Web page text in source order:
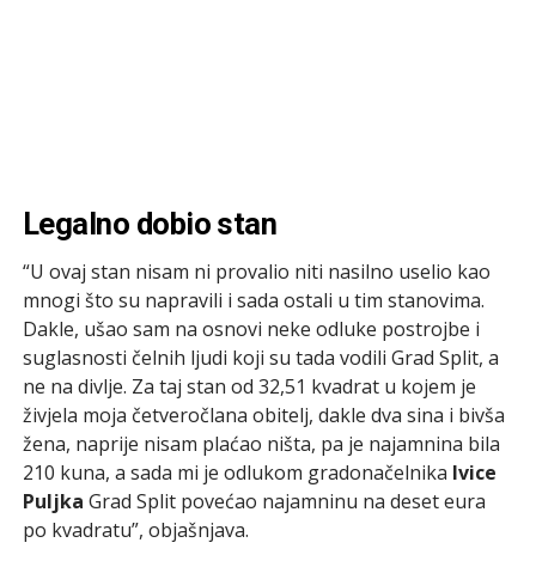
Legalno dobio stan
“U ovaj stan nisam ni provalio niti nasilno uselio kao
mnogi što su napravili i sada ostali u tim stanovima.
Dakle, ušao sam na osnovi neke odluke postrojbe i
suglasnosti čelnih ljudi koji su tada vodili Grad Split, a
ne na divlje. Za taj stan od 32,51 kvadrat u kojem je
živjela moja četveročlana obitelj, dakle dva sina i bivša
žena, naprije nisam plaćao ništa, pa je najamnina bila
210 kuna, a sada mi je odlukom gradonačelnika Ivice
Puljka Grad Split povećao najamninu na deset eura
po kvadratu”, objašnjava.